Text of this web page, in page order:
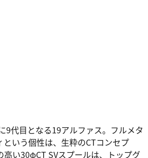
9代目となる19アルファス。フルメタ
いう個性は、生粋のCTコンセプ
高い30φCT SVスプールは、トップグ